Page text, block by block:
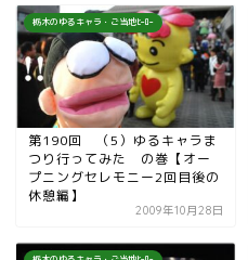
栃木のゆるキャラ・ご当地ﾋｰﾛｰ
第190回 （5）ゆるキャラま
つり行ってみた の巻【オー
プニングセレモニー2回目後の
休憩編】
2009年10月28日